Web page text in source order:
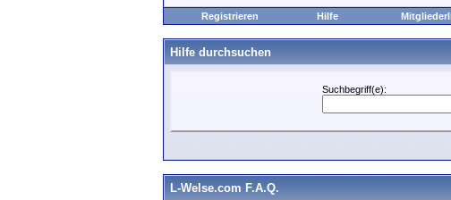
Registrieren
Hilfe
Hilfe durchsuchen
Suchbegriff(e):
L-Welse.com F.A.Q.